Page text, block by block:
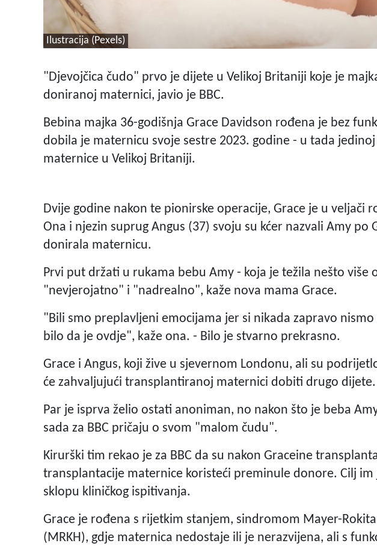
Ilustracija (Pexels)
"Djevojčica čudo" prvo je dijete u Velikoj Britaniji koje je
doniranoj maternici, javio je BBC.
Bebina majka 36-godišnja Grace Davidson rođena je bez
dobila je maternicu svoje sestre 2023. godine - u tada
maternice u Velikoj Britaniji.
Dvije godine nakon te pionirske operacije, Grace je u veljači
Ona i njezin suprug Angus (37) svoju su kćer nazvali Amy po
donirala maternicu.
Prvi put držati u rukama bebu Amy - koja je težila nešto više
"nevjerojatno" i "nadrealno", kaže nova mama Grace.
"Bili smo preplavljeni emocijama jer si nikada zapravo
bilo da je ovdje", kaže ona. - Bilo je stvarno prekrasno.
Grace i Angus, koji žive u sjevernom Londonu, ali su
će zahvaljujući transplantiranoj maternici dobiti drugo dijete.
Par je isprva želio ostati anoniman, no nakon što je beba
sada za BBC pričaju o svom "malom čudu".
Kirurški tim rekao je za BBC da su nakon Graceine
transplantacije maternice koristeći preminule donore. Cilj
sklopu kliničkog ispitivanja.
Grace je rođena s rijetkim stanjem, sindromom Mayer-
(MRKH), gdje maternica nedostaje ili je nerazvijena, ali s